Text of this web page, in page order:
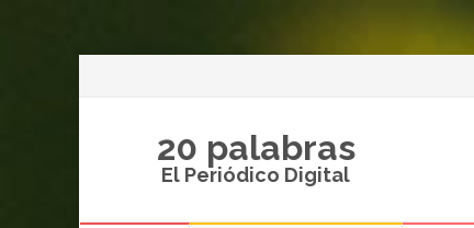
20 palabras
El Periódico Digital